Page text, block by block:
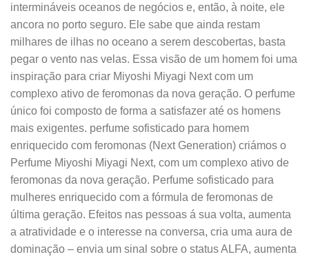
intermináveis oceanos de negócios e, então, à noite, ele
ancora no porto seguro. Ele sabe que ainda restam
milhares de ilhas no oceano a serem descobertas, basta
pegar o vento nas velas. Essa visão de um homem foi uma
inspiração para criar Miyoshi Miyagi Next com um
complexo ativo de feromonas da nova geração. O perfume
único foi composto de forma a satisfazer até os homens
mais exigentes. perfume sofisticado para homem
enriquecido com feromonas (Next Generation) criámos o
Perfume Miyoshi Miyagi Next, com um complexo ativo de
feromonas da nova geração. Perfume sofisticado para
mulheres enriquecido com a fórmula de feromonas de
última geração. Efeitos nas pessoas á sua volta, aumenta
a atratividade e o interesse na conversa, cria uma aura de
dominação – envia um sinal sobre o status ALFA, aumenta